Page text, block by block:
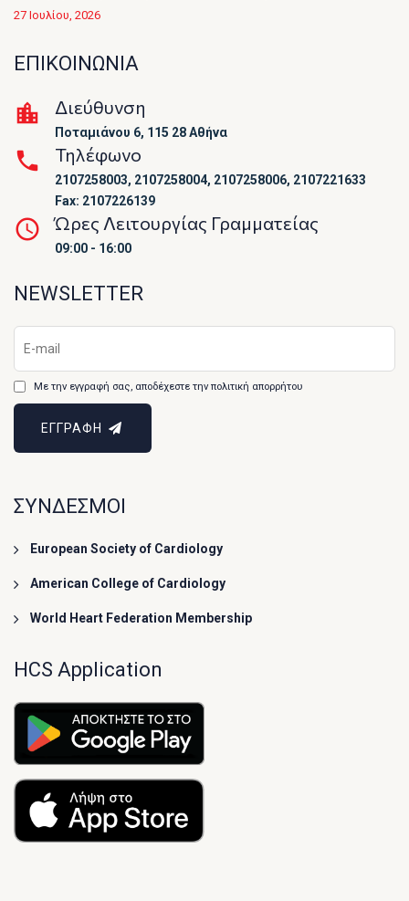
27 Ιουλίου, 2026
ΕΠΙΚΟΙΝΩΝΙΑ
Διεύθυνση
Ποταμιάνου 6, 115 28 Αθήνα
Τηλέφωνο
2107258003, 2107258004, 2107258006, 2107221633
Fax: 2107226139
Ώρες Λειτουργίας Γραμματείας
09:00 - 16:00
NEWSLETTER
Με την εγγραφή σας, αποδέχεστε την πολιτική απορρήτου
ΕΓΓΡΑΦΗ
ΣΥΝΔΕΣΜΟΙ
European Society of Cardiology
American College of Cardiology
World Heart Federation Membership
HCS Application